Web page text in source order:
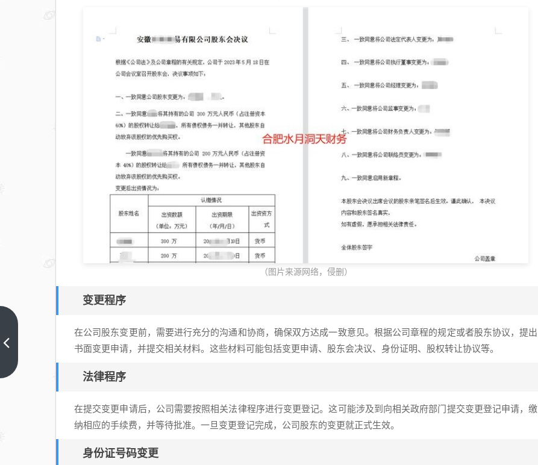
（图片来源网络，侵删）
变更程序
在公司股东变更前，需要进行充分的沟通和协商，确保双方达成一致意见。根据公司章程的规定或者股东协议，提出
书面变更申请，并提交相关材料。这些材料可能包括变更申请、股东会决议、身份证明、股权转让协议等。
法律程序
在提交变更申请后，公司需要按照相关法律程序进行变更登记。这可能涉及到向相关政府部门提交变更登记申请，缴
纳相应的手续费，并等待批准。一旦变更登记完成，公司股东的变更就正式生效。
身份证号码变更